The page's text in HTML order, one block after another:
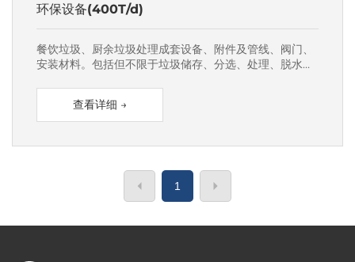
环保设备(400T/d)
餐饮垃圾、厨余垃圾处理成套设备、附件及管线、阀门、
安装材料。包括但不限于垃圾储存、分选、处理、脱水、
查看详细 →
1